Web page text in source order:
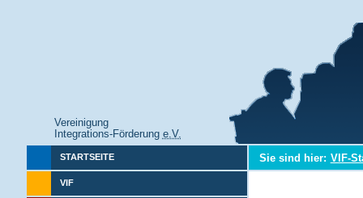
Vereinigung
Integrations-Förderung e.V.
STARTSEITE
VIF
Sie sind hier: VIF-